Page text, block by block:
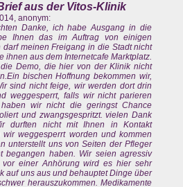
aus der Vitos-Klinik
anonym:
Danke, ich habe Ausgang in die
Ihnen das im Auftrag von einigen
darf meinen Freigang in die Stadt nicht
ihnen aus dem Internetcafe Marktplatz.
Demo, die hier von der Klinik nicht
bischen Hoffnung bekommen wir,
sind nicht feige, wir werden dort drin
weggesperrt, falls wir nicht parieren
wir nicht die geringst Chance
und zwangsgespritzt. vielen Dank
durften nicht mit Ihnen in Kontakt
weggesperrt worden und kommen
unterstellt uns von Seiten der Pfleger
begangen haben. Wir seien agressiv
vor einer Anhörung wird es hier sehr
auf uns aus und behauptet Dinge über
herauszukommen. Medikamente